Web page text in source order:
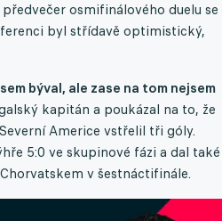
osmifinálového duelu se
byl střídavě optimistický,
býval, ale zase na tom nejsem
kapitán a poukázal na to, že
Americe vstřelil tři góly.
5:0 ve skupinové fázi a dal také
v šestnáctifinále.